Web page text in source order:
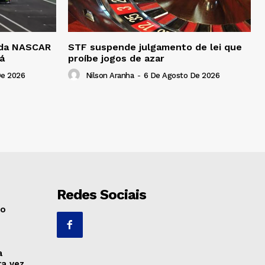
NASCAR
2026
STF suspende julgamento de lei que
proíbe jogos de azar
Nilson Aranha - 6 De Agosto De 2026
Redes Sociais